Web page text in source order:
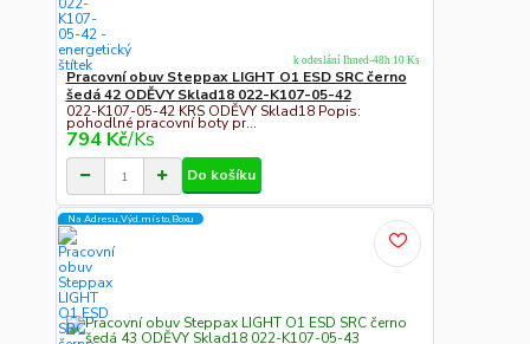
Pracovní obuv Steppax LIGHT O1 ESD SRC černo
šedá 42 ODĚVY Sklad18 022-K107-05-42
022-K107-05-42 KRS ODĚVY Sklad18 Popis:
pohodlné pracovní boty pr...
794 Kč/Ks
k odeslání Ihned-48h 10 Ks
Do košíku
Na Adresu,Výd.místo,Boxu